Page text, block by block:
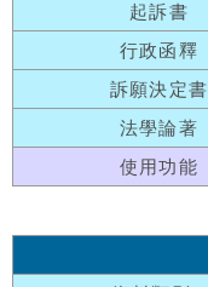
起訴書
行政函釋
訴願決定書
法學論著
使用功能